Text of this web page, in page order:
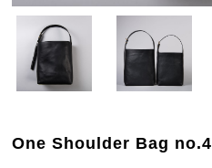
One Shoulder Bag no.4